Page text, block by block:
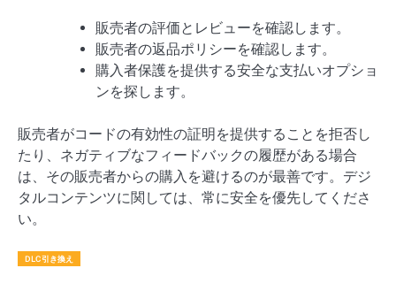
販売者の評価とレビューを確認します。
販売者の返品ポリシーを確認します。
購入者保護を提供する安全な支払いオプショ
ンを探します。
販売者がコードの有効性の証明を提供することを拒否し
たり、ネガティブなフィードバックの履歴がある場合
は、その販売者からの購入を避けるのが最善です。デジ
タルコンテンツに関しては、常に安全を優先してくださ
い。
DLC引き換え